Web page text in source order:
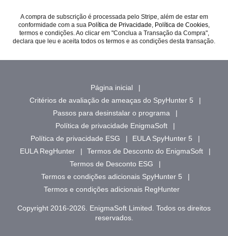
A compra de subscrição é processada pelo Stripe, além de estar em
conformidade com a sua Política de Privacidade, Política de Cookies⁣,
termos e condições. Ao clicar em "Conclua a Transação da Compra",
declara que leu e aceita todos os termos e as condições desta transação.
Página inicial
Critérios de avaliação de ameaças do SpyHunter 5
Passos para desinstalar o programa
Política de privacidade EnigmaSoft
Política de privacidade ESG
EULA SpyHunter 5
EULA RegHunter
Termos de Desconto do EnigmaSoft
Termos de Desconto ESG
Termos e condições adicionais SpyHunter 5
Termos e condições adicionais RegHunter
Copyright 2016-2026. EnigmaSoft Limited. Todos os direitos
reservados.